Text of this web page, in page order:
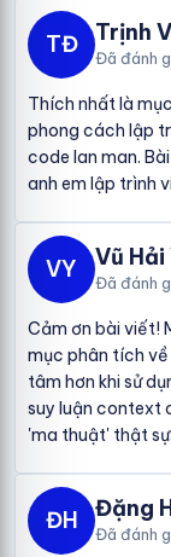
TĐ Trịnh
Đã đánh
Thích nhất là
phong cách lập
code lan man.
anh em lập trình
VY Vũ Hải
Đã đánh
Cảm ơn bài viết!
mục phân tích
tâm hơn khi sử
suy luận context
'ma thuật' thật sự.
ĐH Đặng
Đã đánh